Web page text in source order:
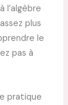
l’algèbre
plus
le
pas à
pratique